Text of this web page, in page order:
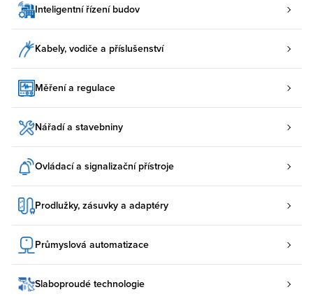
Inteligentní řízení budov
Kabely, vodiče a příslušenství
Měření a regulace
Nářadí a stavebniny
Ovládací a signalizační přístroje
Prodlužky, zásuvky a adaptéry
Průmyslová automatizace
Slaboproudé technologie